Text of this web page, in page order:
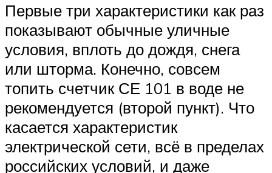
Первые три характеристики как раз
показывают обычные уличные
условия, вплоть до дождя, снега
или шторма. Конечно, совсем
топить счетчик СЕ 101 в воде не
рекомендуется (второй пункт). Что
касается характеристик
электрической сети, всё в пределах
российских условий, и даже